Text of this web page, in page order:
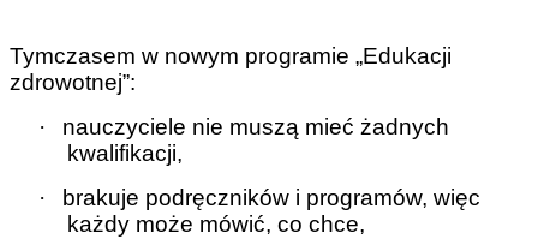
Tymczasem w nowym programie „Edukacji
zdrowotnej”:
·
nauczyciele nie muszą mieć żadnych
kwalifikacji,
·
brakuje podręczników i programów, więc
każdy może mówić, co chce,